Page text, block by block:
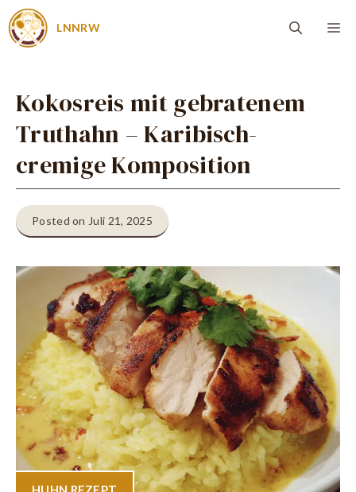
Zum
Inhalt
LNNRW
Kokosreis mit gebratenem
Truthahn – Karibisch-
cremige Komposition
Posted on Juli 21, 2025